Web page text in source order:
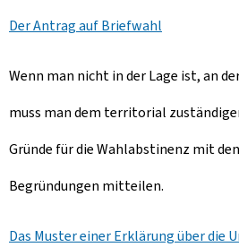
Der Antrag auf Briefwahl
Wenn man nicht in der Lage ist, an
muss man dem territorial
Gründe für die Wahlabstinenz mit
Begründungen mitteilen.
Das Muster einer Erklärung über die